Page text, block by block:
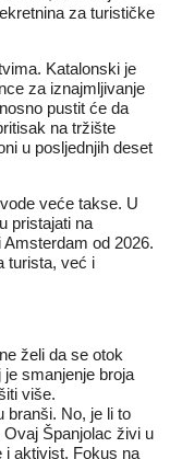
za turističke
Katalonski je
za iznajmljivanje
pustit će da
na tržište
u posljednjih deset
veće takse. U
pristajati na
od 2026.
turista, već i
želi da se otok
smanjenje broja
više.
branši. No, je li to
Španjolac živi u
i aktivist. Fokus na